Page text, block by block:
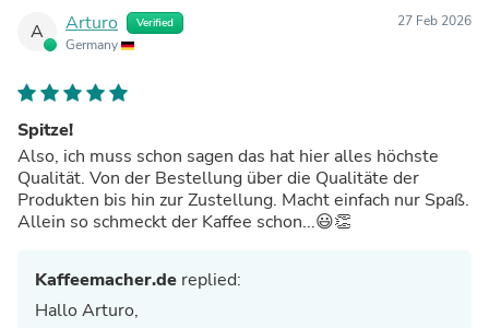
A Arturo Verified
Germany
27 Feb 2026
Spitze!
Also, ich muss schon sagen das hat hier alles höchste
Qualität. Von der Bestellung über die Qualitäte der
Produkten bis hin zur Zustellung. Macht einfach nur Spaß.
Allein so schmeckt der Kaffee schon...😃👏
Kaffeemacher.de replied:
Hallo Arturo,